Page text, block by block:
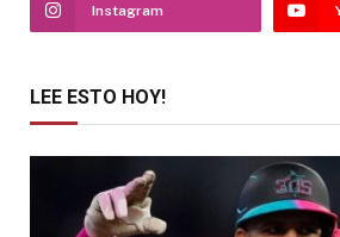
Instagram
LEE ESTO HOY!